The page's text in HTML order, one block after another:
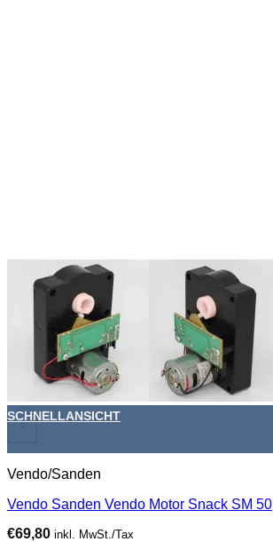
+
SCHNELLANSICHT
Vendo/Sanden
Vendo Sanden Vendo Motor Snack SM 50
€69,80 inkl. MwSt./Tax